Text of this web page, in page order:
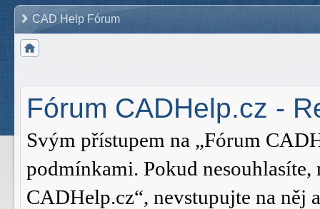
CAD Help Fórum
Fórum CADHelp.cz -
Svým přístupem na „Fórum
podmínkami. Pokud
CADHelp.cz“, nevstupujte na něj